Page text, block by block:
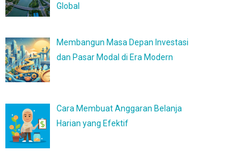
Global
Membangun Masa Depan Investasi
dan Pasar Modal di Era Modern
Cara Membuat Anggaran Belanja
Harian yang Efektif